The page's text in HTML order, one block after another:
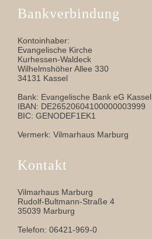
Bankverbindung
Kontoinhaber:
Evangelische Kirche
Kurhessen-Waldeck
Wilhelmshöher Allee 330
34131 Kassel
Bank: Evangelische Bank eG Kassel
IBAN: DE26520604100000003999
BIC: GENODEF1EK1
Vermerk: Vilmarhaus Marburg
Kontakt
Vilmarhaus Marburg
Rudolf-Bultmann-Straße 4
35039 Marburg
Telefon: 06421-969-0